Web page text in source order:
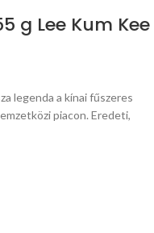
g Lee Kum Kee
legenda a kínai fűszeres
piacon. Eredeti,